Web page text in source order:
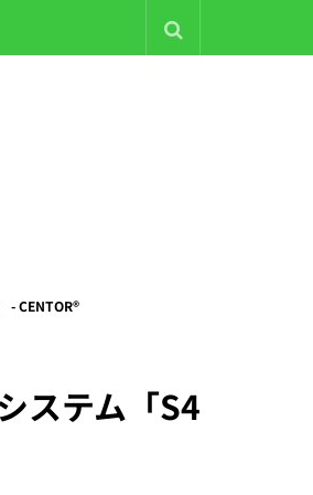
- CENTOR®
ステム「S4